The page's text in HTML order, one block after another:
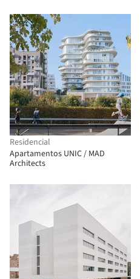
Residencial
Apartamentos UNIC / MAD
Architects